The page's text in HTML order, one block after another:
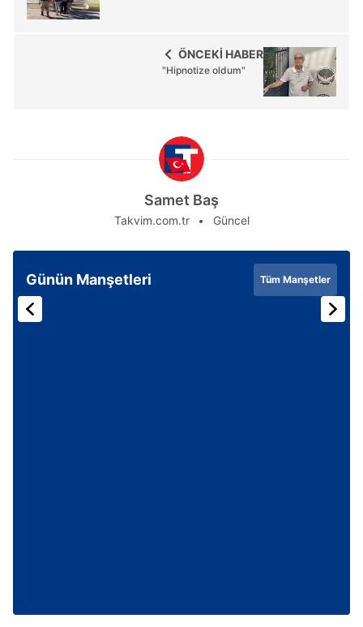
ÖNCEKİ HABER
"Hipnotize oldum"
Samet Baş
Takvim.com.tr Güncel
Günün Manşetleri Tüm Manşetler